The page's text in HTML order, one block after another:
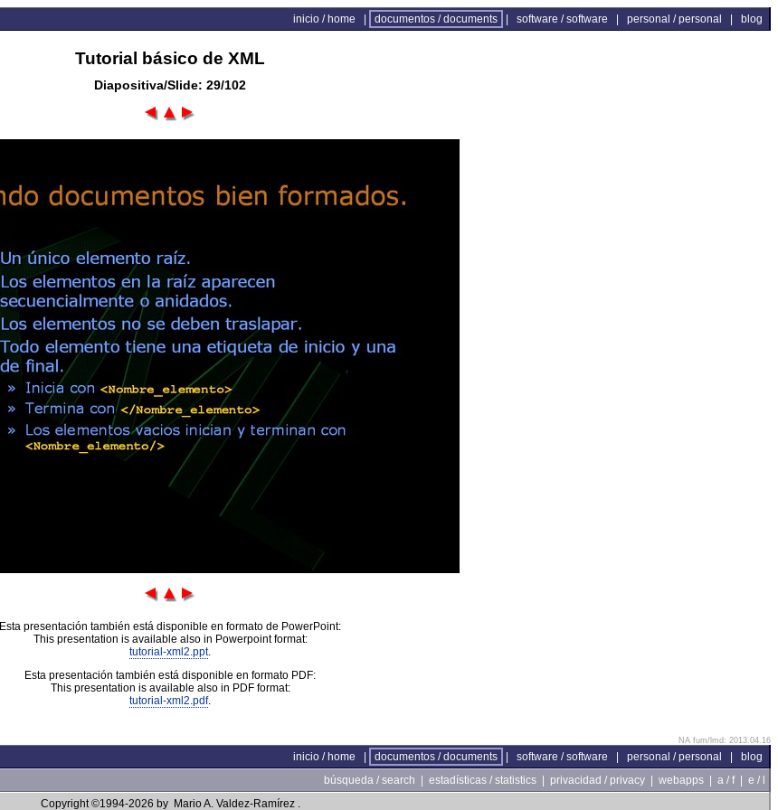
inicio / home documentos / documents software / software personal / personal blog
Tutorial básico de XML
Diapositiva/Slide: 29/102
Esta presentación también está disponible en formato de PowerPoint:
This presentation is available also in Powerpoint format:
tutorial-xml2.ppt.
Esta presentación también está disponible en formato PDF:
This presentation is available also in PDF format:
tutorial-xml2.pdf.
NA fum/lmd: 2013.04.16
inicio / home documentos / documents software / software personal / personal
blog
búsqueda / search
estadísticas / statistics privacidad / privacy webapps a / f
e / l
Copyright ©1994-2026 by Mario A. Valdez-Ramírez .